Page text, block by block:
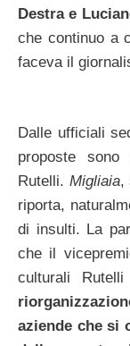
Destra e
che continuo a
faceva il
Dalle ufficiali
proposte
Rutelli. Migliaia,
riporta,
di insulti. La
che il
culturali
aziende che si